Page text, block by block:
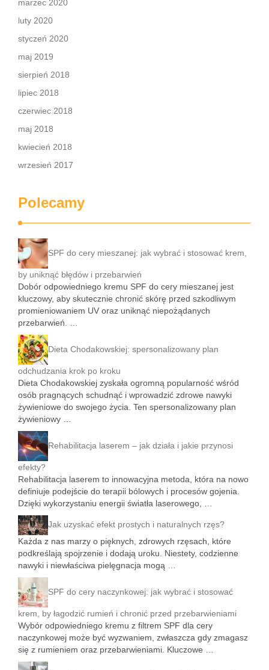
marzec 2020
luty 2020
styczeń 2020
maj 2019
sierpień 2018
lipiec 2018
czerwiec 2018
maj 2018
kwiecień 2018
wrzesień 2017
Polecamy
SPF do cery mieszanej: jak wybrać i stosować krem,
by uniknąć błędów i przebarwień
Dobór odpowiedniego kremu SPF do cery mieszanej jest
kluczowy, aby skutecznie chronić skórę przed szkodliwym
promieniowaniem UV oraz uniknąć niepożądanych
przebarwień. …
Dieta Chodakowskiej: spersonalizowany plan
odchudzania krok po kroku
Dieta Chodakowskiej zyskała ogromną popularność wśród
osób pragnących schudnąć i wprowadzić zdrowe nawyki
żywieniowe do swojego życia. Ten spersonalizowany plan
żywieniowy …
Rehabilitacja laserem – jak działa i jakie przynosi
efekty?
Rehabilitacja laserem to innowacyjna metoda, która na nowo
definiuje podejście do terapii bólowych i procesów gojenia.
Dzięki wykorzystaniu energii światła laserowego, …
Jak uzyskać efekt prostych i naturalnych rzęs?
Każda z nas marzy o pięknych, zdrowych rzęsach, które
podkreślają spojrzenie i dodają uroku. Niestety, codzienne
nawyki i niewłaściwa pielęgnacja mogą …
SPF do cery naczynkowej: jak wybrać i stosować
krem, by łagodzić rumień i chronić przed przebarwieniami
Wybór odpowiedniego kremu z filtrem SPF dla cery
naczynkowej może być wyzwaniem, zwłaszcza gdy zmagasz
się z rumieniem oraz przebarwieniami. Kluczowe …